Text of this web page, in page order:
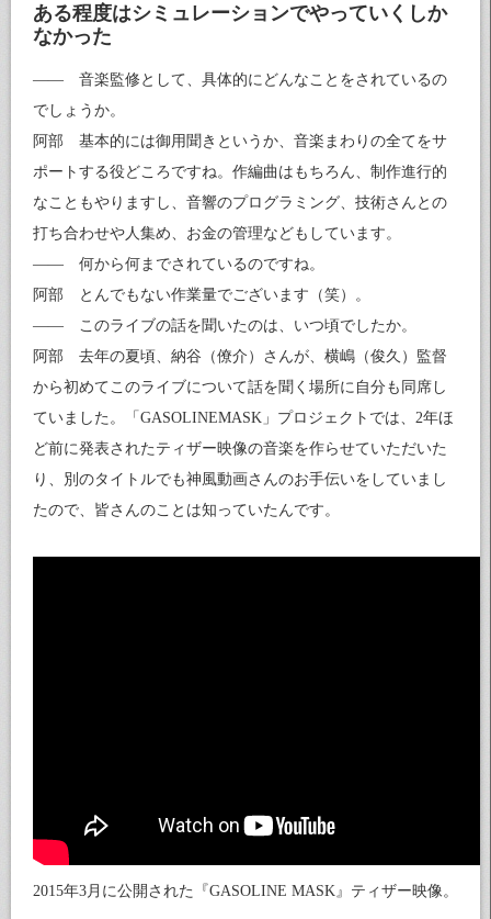
ある程度はシミュレーションでやっていくしか
なかった
—— 音楽監修として、具体的にどんなことをされているの
でしょうか。
阿部 基本的には御用聞きというか、音楽まわりの全てをサ
ポートする役どころですね。作編曲はもちろん、制作進行的
なこともやりますし、音響のプログラミング、技術さんとの
打ち合わせや人集め、お金の管理などもしています。
—— 何から何までされているのですね。
阿部 とんでもない作業量でございます（笑）。
—— このライブの話を聞いたのは、いつ頃でしたか。
阿部 去年の夏頃、納谷（僚介）さんが、横嶋（俊久）監督
から初めてこのライブについて話を聞く場所に自分も同席し
ていました。「GASOLINEMASK」プロジェクトでは、2年ほ
ど前に発表されたティザー映像の音楽を作らせていただいた
り、別のタイトルでも神風動画さんのお手伝いをしていまし
たので、皆さんのことは知っていたんです。
2015年3月に公開された『GASOLINE MASK』ティザー映像。